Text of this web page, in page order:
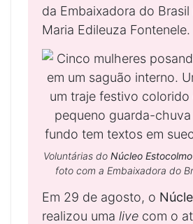
da Embaixadora do Brasil
Maria Edileuza Fontenele.
Voluntárias do Núcleo Estocolmo
foto com a Embaixadora do
Em 29 de agosto, o
realizou uma live com o